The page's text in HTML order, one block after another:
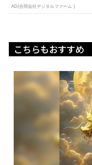
AD(合同会社デジタルファーム )
こちらもおすすめ